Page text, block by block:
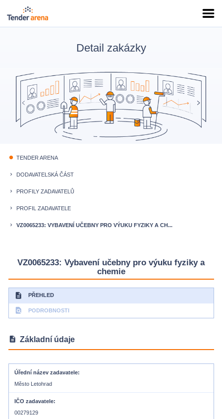
Detail zakázky
fiber_manual_record TENDER ARENA
keyboard_arrow_right DODAVATELSKÁ ČÁST
keyboard_arrow_right PROFILY ZADAVATELŮ
keyboard_arrow_right PROFIL ZADAVATELE
keyboard_arrow_right VZ0065233: VYBAVENÍ UČEBNY PRO VÝUKU FYZIKY A CH...
VZ0065233: Vybavení učebny pro výuku fyziky a
chemie
description PŘEHLED
find_in_page PODROBNOSTI
description Základní údaje
Úřední název zadavatele
Město Letohrad
IČO zadavatele
00279129